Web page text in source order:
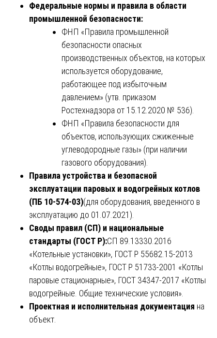
Федеральные нормы и правила в области
промышленной безопасности:
ФНП «Правила промышленной
безопасности опасных
производственных объектов, на которых
используется оборудование,
работающее под избыточным
давлением» (утв. приказом
Ростехнадзора от 15.12.2020 № 536).
ФНП «Правила безопасности для
объектов, использующих сжиженные
углеводородные газы» (при наличии
газового оборудования).
Правила устройства и безопасной
эксплуатации паровых и водогрейных котлов
(ПБ 10-574-03)(для оборудования, введенного в
эксплуатацию до 01.07.2021).
Своды правил (СП) и национальные
стандарты (ГОСТ Р):СП 89.13330.2016
«Котельные установки», ГОСТ Р 55682.15-2013
«Котлы водогрейные», ГОСТ Р 51733-2001 «Котлы
паровые стационарные», ГОСТ 34347-2017 «Котлы
водогрейные. Общие технические условия».
Проектная и исполнительная документация на
объект.